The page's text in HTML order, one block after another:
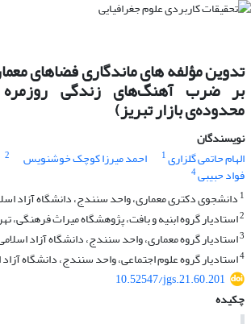
تدوین مؤلفه های ماندگاری فضاهای
بر ضرب آهنگ‌های زندگی روزمره
محدوده‌ی بازار تبریز)
نویسندگان
الهام حاتمی گلزاری1 احمد میرزا کوچک خوشنویس 2
فواد حبیبی4
1 دانشجوی دکتری معماری، واحد سنندج، دانشگاه آزاد
2استادیار گروه ابنیه و بافت، پژوهشگاه میراث فرهنگی،
3استادیار گروه معماری، واحد سنندج، دانشگاه آزاد
4استادیار گروه علوم اجتماعی، واحد سنندج، دانشگاه
10.52547/jgs.21.60.201
چکیده